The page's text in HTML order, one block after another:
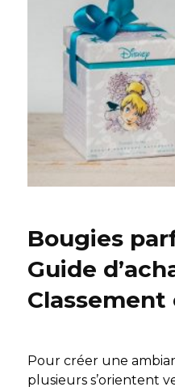
Bougies
Guide
Classement
Pour créer une
plusieurs s’orientent